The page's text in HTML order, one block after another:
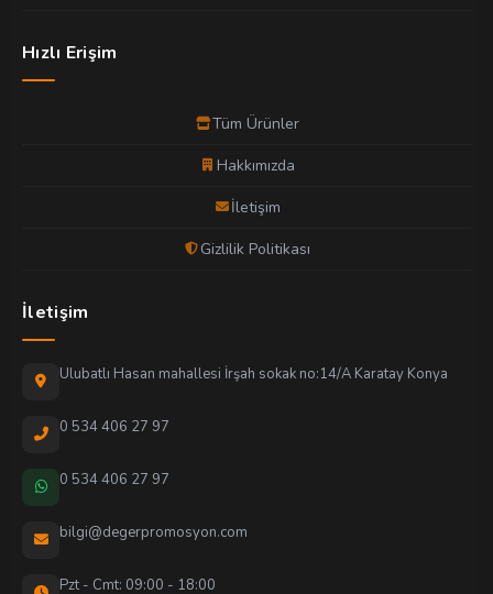
Hızlı Erişim
Tüm Ürünler
Hakkımızda
İletişim
Gizlilik Politikası
İletişim
Ulubatlı Hasan mahallesi İrşah sokak no:14/A Karatay Konya
0 534 406 27 97
0 534 406 27 97
bilgi@degerpromosyon.com
Pzt - Cmt: 09:00 - 18:00